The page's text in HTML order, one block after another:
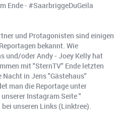
Ende - #SaarbriggeDuGeila
und Protagonisten sind einigen
bekannt. Wie
und/oder Andy - Joey Kelly hat
mit "SternTV" Ende letzten
in Jens "Gästehaus"
man die Reportage unter
Instagram Seite "
unseren Links (Linktree).